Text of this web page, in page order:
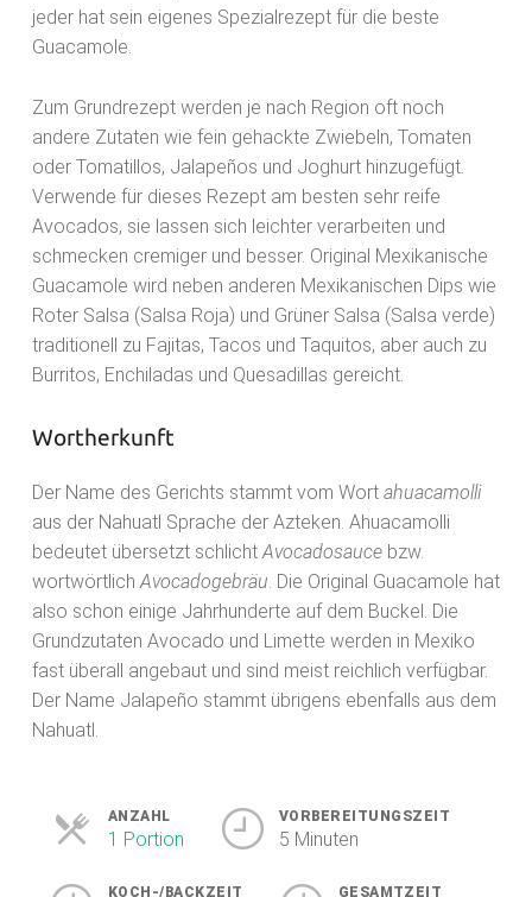
jeder hat sein eigenes Spezialrezept für die beste
Guacamole.
Zum Grundrezept werden je nach Region oft noch
andere Zutaten wie fein gehackte Zwiebeln, Tomaten
oder Tomatillos, Jalapeños und Joghurt hinzugefügt.
Verwende für dieses Rezept am besten sehr reife
Avocados, sie lassen sich leichter verarbeiten und
schmecken cremiger und besser. Original Mexikanische
Guacamole wird neben anderen Mexikanischen Dips wie
Roter Salsa (Salsa Roja) und Grüner Salsa (Salsa verde)
traditionell zu Fajitas, Tacos und Taquitos, aber auch zu
Burritos, Enchiladas und Quesadillas gereicht.
Wortherkunft
Der Name des Gerichts stammt vom Wort ahuacamolli
aus der Nahuatl Sprache der Azteken. Ahuacamolli
bedeutet übersetzt schlichtAvocadosaucebzw.
wortwörtlichAvocadogebräu. Die Original Guacamole hat
also schon einige Jahrhunderte auf dem Buckel. Die
Grundzutaten Avocado und Limette werden in Mexiko
fast überall angebaut und sind meist reichlich verfügbar.
Der Name Jalapeño stammt übrigens ebenfalls aus dem
Nahuatl.
ANZAHL
1 Portion
VORBEREITUNGSZEIT
5 Minuten
KOCH-/BACKZEIT GESAMTZEIT